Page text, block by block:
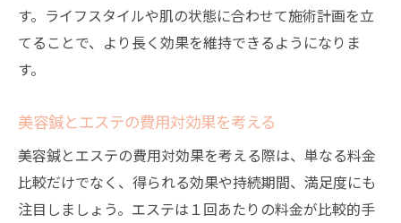
す。ライフスタイルや肌の状態に合わせて施術計画を立
てることで、より長く効果を維持できるようになりま
す。
美容鍼とエステの費用対効果を考える
美容鍼とエステの費用対効果を考える際は、単なる料金
比較だけでなく、得られる効果や持続期間、満足度にも
注目しましょう。エステは１回あたりの料金が比較的手